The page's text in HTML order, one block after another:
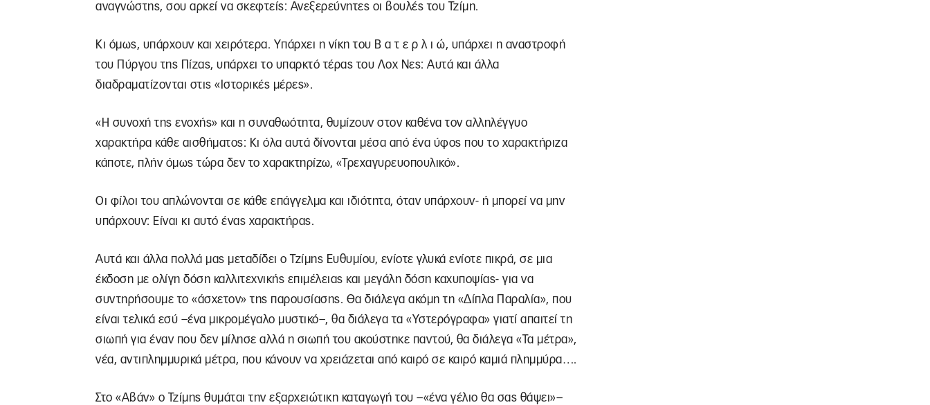
αναγνώστης, σου αρκεί να σκεφτείς: Ανεξερεύνητες οι βουλές του Τζίμη.
Κι όμως, υπάρχουν και χειρότερα. Υπάρχει η νίκη του Β α τ ε ρ λ ι ώ, υπάρχει η αναστροφή
του Πύργου της Πίζας, υπάρχει το υπαρκτό τέρας του Λοχ Νες: Αυτά και άλλα
διαδραματίζονται στις «Ιστορικές μέρες».
«Η συνοχή της ενοχής» και η συναθωότητα, θυμίζουν στον καθένα τον αλληλέγγυο
χαρακτήρα κάθε αισθήματος: Κι όλα αυτά δίνονται μέσα από ένα ύφος που το χαρακτήριζα
κάποτε, πλήν όμως τώρα δεν το χαρακτηρίζω, «Τρεχαγυρευοπουλικό».
Οι φίλοι του απλώνονται σε κάθε επάγγελμα και ιδιότητα, όταν υπάρχουν- ή μπορεί να μην
υπάρχουν: Είναι κι αυτό ένας χαρακτήρας.
Αυτά και άλλα πολλά μας μεταδίδει ο Τζίμης Ευθυμίου, ενίοτε γλυκά ενίοτε πικρά, σε μια
έκδοση με ολίγη δόση καλλιτεχνικής επιμέλειας και μεγάλη δόση καχυποψίας- για να
συντηρήσουμε το «άσχετον» της παρουσίασης. Θα διάλεγα ακόμη τη «Δίπλα Παραλία», που
είναι τελικά εσύ –ένα μικρομέγαλο μυστικό–, θα διάλεγα τα «Υστερόγραφα» γιατί απαιτεί τη
σιωπή για έναν που δεν μίλησε αλλά η σιωπή του ακούστηκε παντού, θα διάλεγα «Τα μέτρα»,
νέα, αντιπλημμυρικά μέτρα, που κάνουν να χρειάζεται από καιρό σε καιρό καμιά πλημμύρα….
Στο «Αβάν» ο Τζίμης θυμάται την εξαρχειώτικη καταγωγή του –«ένα γέλιο θα σας θάψει»–